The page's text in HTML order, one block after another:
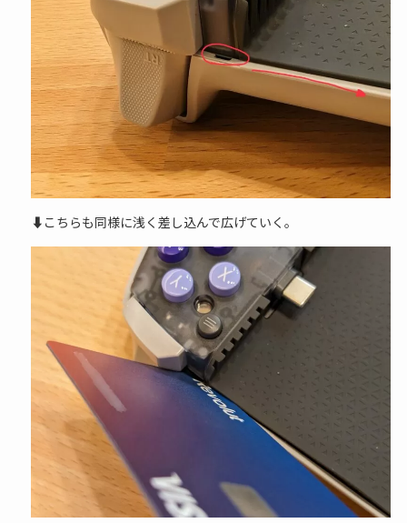
⬇こちらも同様に浅く差し込んで広げていく。